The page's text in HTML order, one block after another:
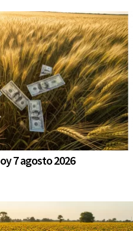
7 agosto 2026